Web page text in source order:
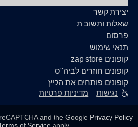
יצירת קשר
שאלות ותשובות
פרסום
תנאי שימוש
קופונים zap store
קופונים חוזרים לביה"ס
קופונים פותחים את הקיץ
נגישות מדיניות פרטיות
and the Google Privacy Policy
of Service apply